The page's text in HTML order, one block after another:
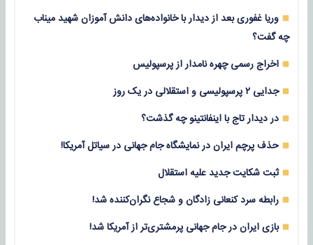
وریا غفوری بعد از دیدار با خانواده‌های دانش آموزان شهید میناب
چه گفت؟
اخراج رسمی چهره نامدار از پرسپولیس
جدایی ۲ پرسپولیسی و استقلالی در یک روز
در دیدار تاج با اینفانتینو چه گذشت؟
حذف پرچم ایران در نمایشگاه جام جهانی در سیاتل آمریکا!
ثبت شکایت جدید علیه استقلال
رابطه سرد کنعانی زادگان و شجاع نگران‌کننده شد!
بازی‌ ایران در جام جهانی پرمشتری‌تر از آمریکا شد!